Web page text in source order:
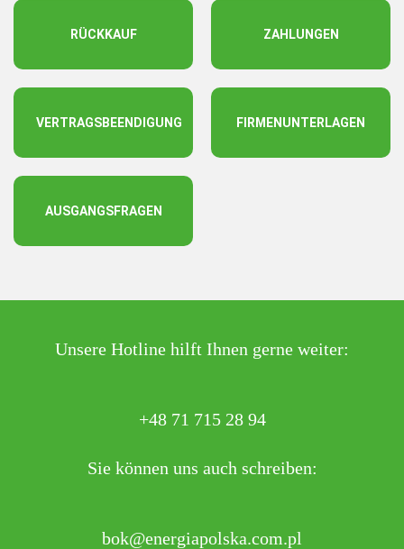
RÜCKKAUF ZAHLUNGEN
VERTRAGSBEENDIGUNG FIRMENUNTERLAGEN
AUSGANGSFRAGEN
Unsere Hotline hilft Ihnen gerne weiter:
+48 71 715 28 94
Sie können uns auch schreiben:
bok@energiapolska.com.pl